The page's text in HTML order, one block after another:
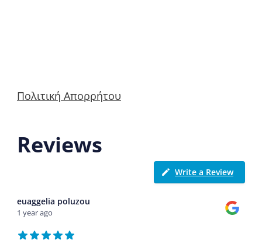
Πολιτική Απορρήτου
Reviews
Write a Review
euaggelia poluzou
1 year ago